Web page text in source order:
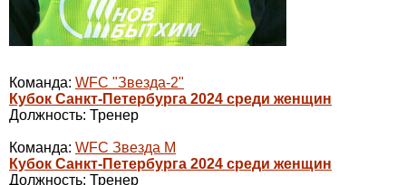
Команда: WFC "Звезда-2"
Кубок Санкт-Петербурга 2024 среди женщин
Должность: Тренер
Команда: WFC Звезда М
Кубок Санкт-Петербурга 2024 среди женщин
Должность: Тренер